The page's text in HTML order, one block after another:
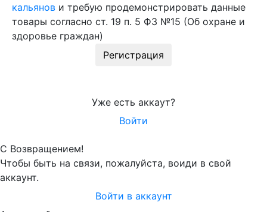
кальянов и требую продемонстрировать данные
товары согласно ст. 19 п. 5 ФЗ №15 (Об охране и
здоровье граждан)
Регистрация
Уже есть аккаут?
Войти
С Возвращением!
Чтобы быть на связи, пожалуйста, воиди в свой
аккаунт.
Войти в аккаунт